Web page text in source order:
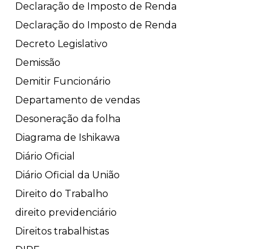
Declaração de Imposto de Renda
Declaração do Imposto de Renda
Decreto Legislativo
Demissão
Demitir Funcionário
Departamento de vendas
Desoneração da folha
Diagrama de Ishikawa
Diário Oficial
Diário Oficial da União
Direito do Trabalho
direito previdenciário
Direitos trabalhistas